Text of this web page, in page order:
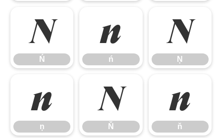
Ń
Ń
ń
ń
Ņ
Ņ
ņ
ņ
Ň
Ň
ň
ň